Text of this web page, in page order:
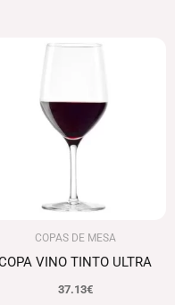
COPAS DE MESA
VINO TINTO ULTRA
37.13€